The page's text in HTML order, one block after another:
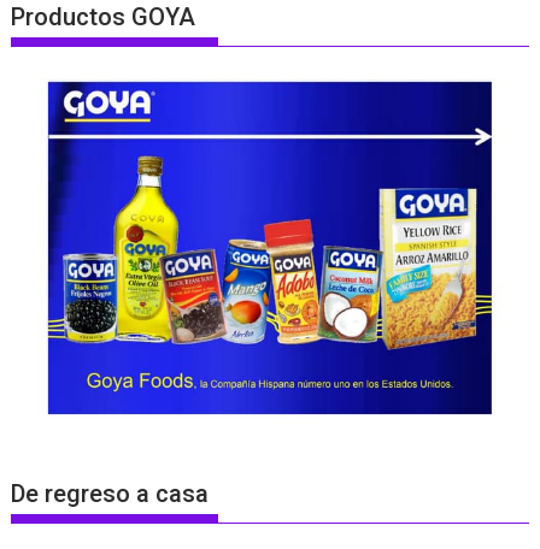
Productos GOYA
De regreso a casa